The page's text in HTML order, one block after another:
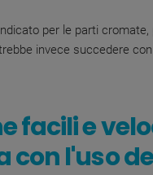
per le parti
invece succedere
facili e
con l'uso